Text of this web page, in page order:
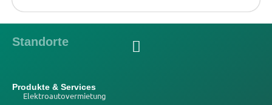
Standorte
Produkte & Services
Elektroautovermietung